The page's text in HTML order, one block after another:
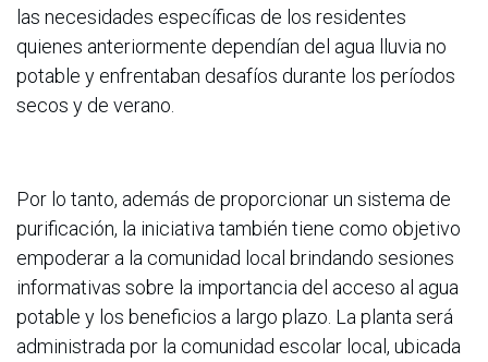
las necesidades específicas de los residentes
quienes anteriormente dependían del agua lluvia no
potable y enfrentaban desafíos durante los períodos
secos y de verano.
Por lo tanto, además de proporcionar un sistema de
purificación, la iniciativa también tiene como objetivo
empoderar a la comunidad local brindando sesiones
informativas sobre la importancia del acceso al agua
potable y los beneficios a largo plazo. La planta será
administrada por la comunidad escolar local, ubicada